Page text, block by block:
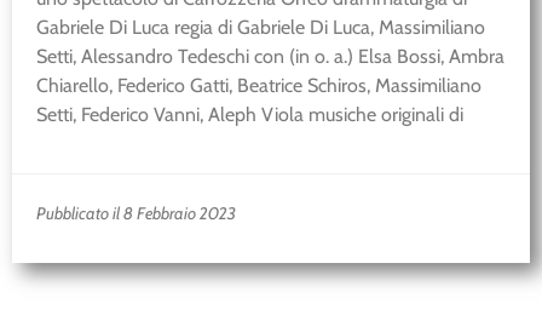
Gabriele Di Luca regia di Gabriele Di Luca, Massimiliano
Setti, Alessandro Tedeschi con (in o. a.) Elsa Bossi, Ambra
Chiarello, Federico Gatti, Beatrice Schiros, Massimiliano
Setti, Federico Vanni, Aleph Viola musiche originali di
Pubblicato il 8 Febbraio 2023